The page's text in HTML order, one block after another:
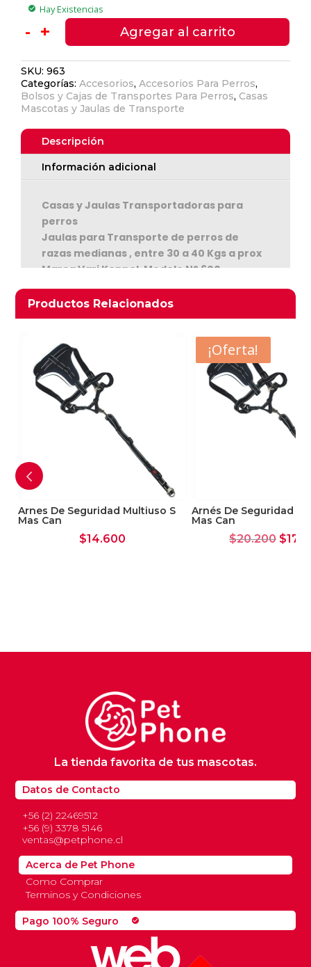
Ver Carrito
Seguir Comprando
check_circle Hay Existencias
-
Vari
Kennel
600
40
Kgs
cantidad
+ Agregar al carrito
SKU:963
Categorías:Accesorios,Accesorios Para Perros,
Bolsos y Cajas de Transportes Para Perros, Casas
Mascotas y Jaulas de Transporte
Descripción
Información adicional
Casas y Jaulas Transportadoras para
perros
Jaulas para Transporte de perros de
razas medianas , entre 30 a 40 Kgs a prox
Marca Vari Kennel, Modelo N° 600.
metal. Puerta con seguro. Medidas:
101.6 Cms. De largo por 68 Cms. De ancho y
Productos Relacionados
Productos relacionados
Arnes De Seguridad Multiuso S
Mas Can
$14.600
- $3.000
¡Oferta!
Arnés De Seguridad
Mas Can
$20.200 El
$
Pago 100% Seguro check_circle
Datos de Contacto
+56 (2) 22469512
+56 (9) 3378 5146
ventas@petphone.cl
La tienda favorita de tus mascotas.
Acerca de Pet Phone
Como Comprar
Terminos y Condiciones